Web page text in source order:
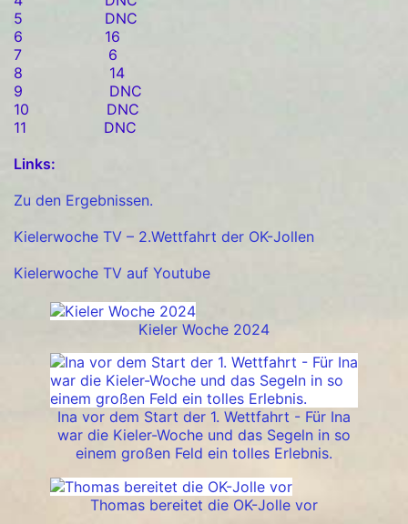
5 DNC
6 16
7 6
8 14
9 DNC
10 DNC
11 DNC
Links:
Zu den Ergebnissen.
Kielerwoche TV – 2.Wettfahrt der OK-Jollen
Kielerwoche TV auf Youtube
Kieler Woche 2024
Ina vor dem Start der 1. Wettfahrt - Für Ina
war die Kieler-Woche und das Segeln in so
einem großen Feld ein tolles Erlebnis.
Thomas bereitet die OK-Jolle vor